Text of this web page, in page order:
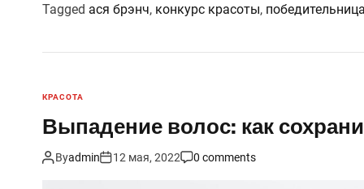
Tagged ася брэнч, конкурс красоты, победительница
КРАСОТА
Выпадение волос: как
Byadmin 12 мая, 2022 0 comments